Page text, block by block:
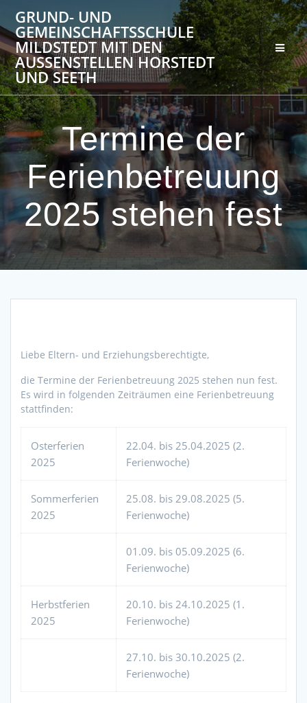
Inhalt
springen
GRUND- UND
GEMEINSCHAFTSSCHULE
MILDSTEDT MIT DEN
AUSSENSTELLEN HORSTEDT U
ND SEETH
Termine der
Ferienbetreuung
2025 stehen fest
Liebe Eltern- und Erziehungsberechtigte,
die Termine der Ferienbetreuung 2025 stehen nun fest.
Es wird in folgenden Zeiträumen eine Ferienbetreuung
stattfinden:
Osterferien
2025
22.04. bis 25.04.2025 (2.
Ferienwoche)
Sommerferien
2025
25.08. bis 29.08.2025 (5.
Ferienwoche)
01.09. bis 05.09.2025 (6.
Ferienwoche)
Herbstferien
2025
20.10. bis 24.10.2025 (1.
Ferienwoche)
27.10. bis 30.10.2025 (2.
Ferienwoche)